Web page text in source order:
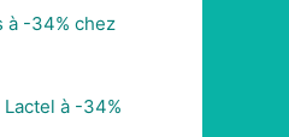
à -34% chez
à -34%